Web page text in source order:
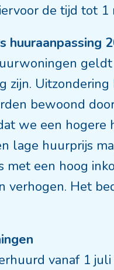
de tijd tot 1
huuraanpassing
zijn.
bewoond
we een hogere
lage huurprijs
met een hoog
verhogen. Het
vanaf 1